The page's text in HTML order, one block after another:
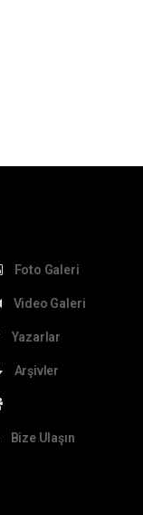
Foto Galeri
Video Galeri
Yazarlar
Arşivler
Bize Ulaşın